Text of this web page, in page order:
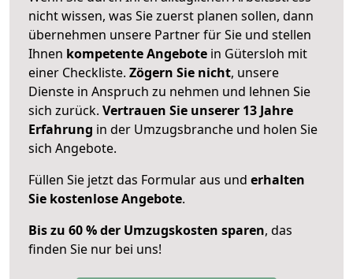
nicht wissen, was Sie zuerst planen sollen, dann
übernehmen unsere Partner für Sie und stellen
Ihnen kompetente Angebote in Gütersloh mit
einer Checkliste. Zögern Sie nicht, unsere
Dienste in Anspruch zu nehmen und lehnen Sie
sich zurück. Vertrauen Sie unserer 13 Jahre
Erfahrung in der Umzugsbranche und holen Sie
sich Angebote.
Füllen Sie jetzt das Formular aus und erhalten
Sie kostenlose Angebote.
Bis zu 60 % der Umzugskosten sparen, das
finden Sie nur bei uns!